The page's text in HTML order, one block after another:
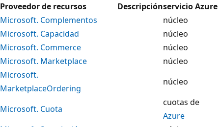
Proveedor de recursos Descripciónservicio Azure
Microsoft. Complementos
núcleo
Microsoft. Capacidad
núcleo
Microsoft. Commerce
núcleo
Microsoft. Marketplace
núcleo
Microsoft.
MarketplaceOrdering
núcleo
Microsoft. Cuota
cuotas de
Azure